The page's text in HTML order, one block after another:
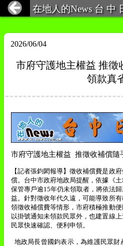
在地人的News 台 中
2026/06/04
市府守護地主權益 推徵
領款真
市府守護地主權益 推徵收補償隨
【記者張鈞閎報導】徵收補償費是政
償。台中市政府地政局提醒，依據《
保管專戶逾15年仍未領取者，將依法
益。針對徵收年代久遠，可能導致所
領徵收補償費等情形，市府積極推動
以掛號通知未領款民眾外，也建置線
民眾快速確認、便利申領。
地政局長曾國鈞表示，為維護民眾